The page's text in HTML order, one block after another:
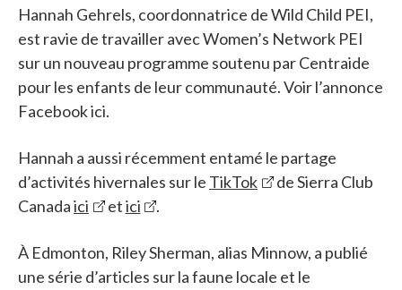
Hannah Gehrels, coordonnatrice de Wild Child PEI,
est ravie de travailler avec Women’s Network PEI
sur un nouveau programme soutenu par Centraide
pour les enfants de leur communauté. Voir l’annonce
Facebook ici.
Hannah a aussi récemment entamé le partage
d’activités hivernales sur le TikTok
de Sierra Club
Canadaici etici .
À Edmonton, Riley Sherman, alias Minnow, a publié
une série d’articles sur la faune locale et le